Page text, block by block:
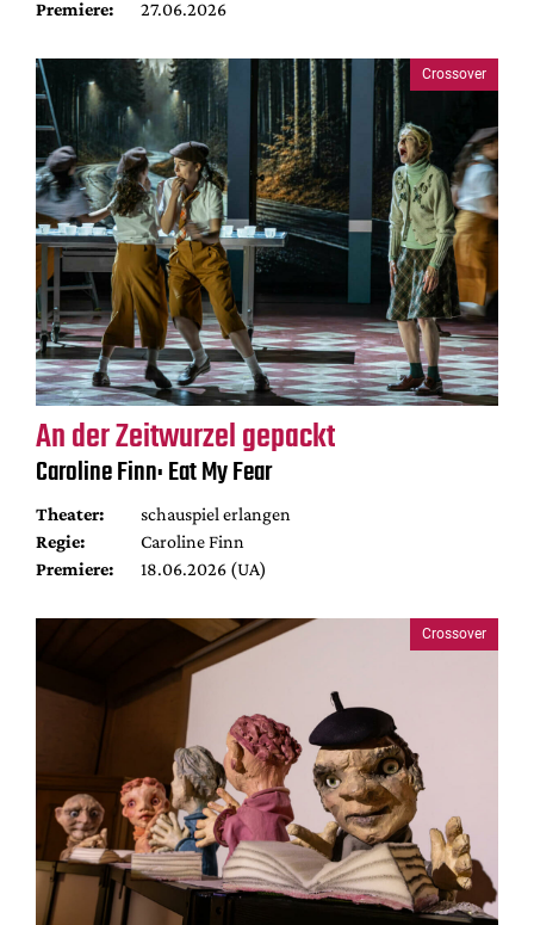
Premiere:
27.06.2026
Crossover
An der Zeitwurzel gepackt
Caroline Finn: Eat My Fear
Theater:
schauspiel erlangen
Regie:
Caroline Finn
Premiere:
18.06.2026 (UA)
Crossover